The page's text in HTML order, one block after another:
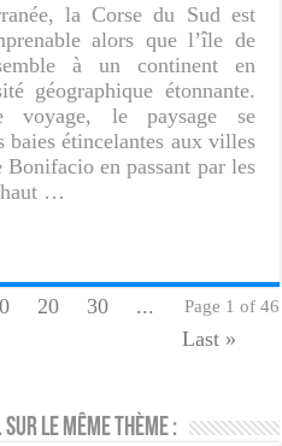
la Corse du Sud est
alors que l’île de
à un continent en
géographique étonnante.
voyage, le paysage se
baies étincelantes aux villes
Bonifacio en passant par les
haut …
Page 1 of 46
20 30
...
Last »
le même thème :